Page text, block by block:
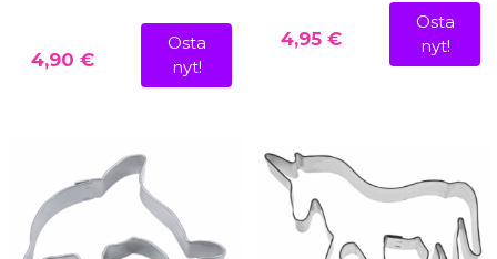
4,90 €
Osta
nyt!
4,95 €
Osta
nyt!